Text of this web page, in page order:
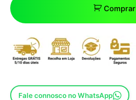
Comprar
Fale connosco no WhatsApp